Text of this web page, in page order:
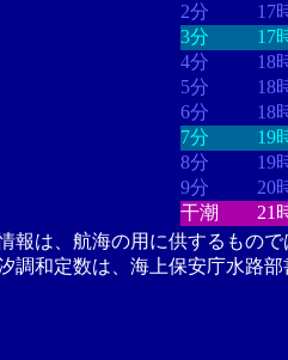
2分
17
3分
17
4分
18
5分
18
6分
18
7分
19
8分
19
9分
20
干潮
21
報は、航海の用に供するもの
調和定数は、海上保安庁水路